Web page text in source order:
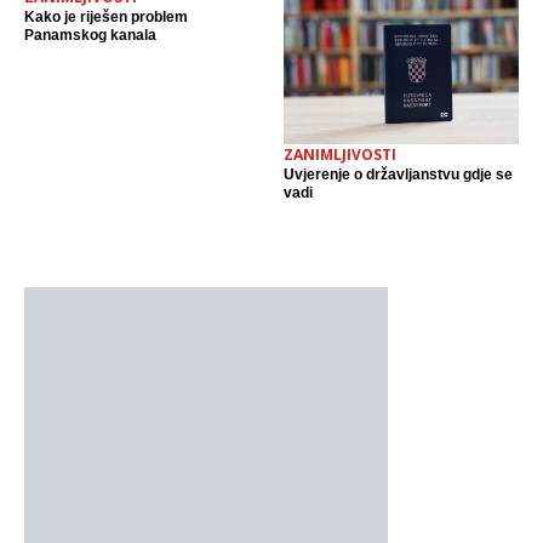
Kako je riješen problem
Panamskog kanala
ZANIMLJIVOSTI
Uvjerenje o državljanstvu gdje se
vadi